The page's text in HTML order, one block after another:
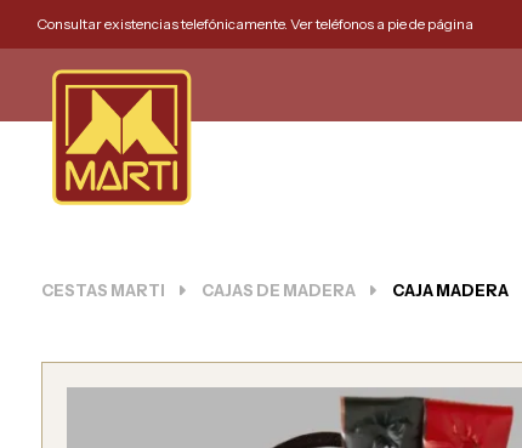
Consultar existencias telefónicamente. Ver teléfonos a pie de página
CESTAS MARTI CAJAS DE MADERA CAJA MADERA